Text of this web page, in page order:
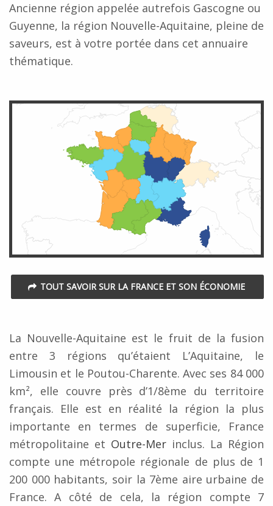
Ancienne région appelée autrefois Gascogne ou
Guyenne, la région Nouvelle-Aquitaine, pleine de
saveurs, est à votre portée dans cet annuaire
thématique.
TOUT SAVOIR SUR LA FRANCE ET SON ÉCONOMIE
La Nouvelle-Aquitaine est le fruit de la fusion
entre 3 régions qu’étaient L’Aquitaine, le
Limousin et le Poutou-Charente. Avec ses 84 000
km², elle couvre près d’1/8ème du territoire
français. Elle est en réalité la région la plus
importante en termes de superficie, France
métropolitaine et Outre-Mer inclus. La Région
compte une métropole régionale de plus de 1
200 000 habitants, soir la 7ème aire urbaine de
France. A côté de cela, la région compte 7